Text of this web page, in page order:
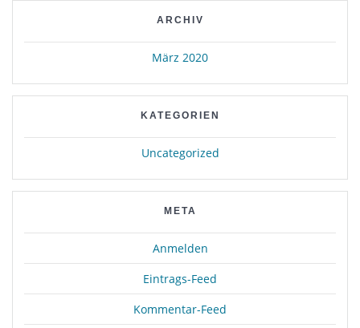
ARCHIV
März 2020
KATEGORIEN
Uncategorized
META
Anmelden
Eintrags-Feed
Kommentar-Feed